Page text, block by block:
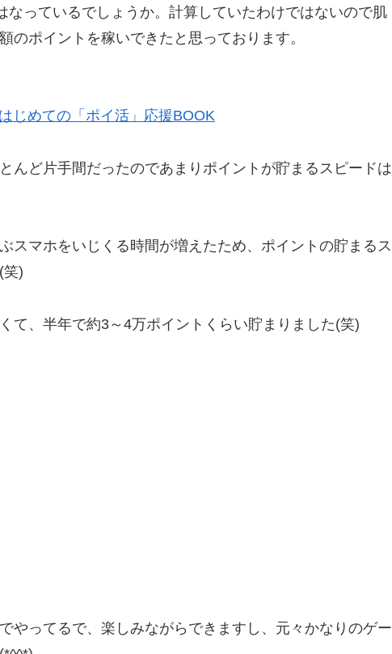
なっているでしょうか。計算していたわけではないので肌
のポイントを稼いできたと思っております。
じめての「ポイ活」応援BOOK
んど片手間だったのであまりポイントが貯まるスピードは
スマホをいじくる時間が増えたため、ポイントの貯まるス
笑)
て、半年で約3～4万ポイントくらい貯まりました(笑)
やってるで、楽しみながらできますし、元々かなりのゲー